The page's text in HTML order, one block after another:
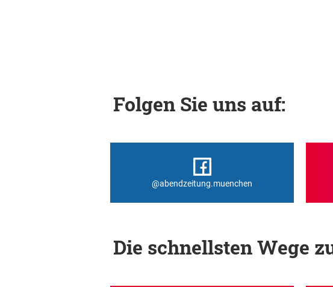
Folgen Sie uns auf:
@abendzeitung.muenchen
Die schnellsten Wege